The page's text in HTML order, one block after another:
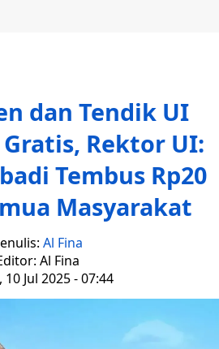
dan Tendik UI
Rektor UI:
Tembus Rp20
Masyarakat
Al Fina
Al Fina
10 Jul 2025 - 07:44